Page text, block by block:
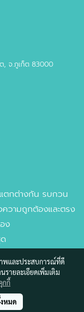
, จ.ภูเก็ต 83000
ตกต่างกัน รบกวน
วามถูกต้องและตรง
ง
พและประสบการณ์ที่ดี
รายละเอียดเพิ่มเติม
กกี้
หมด